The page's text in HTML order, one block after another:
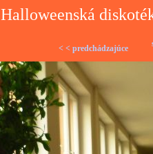
Halloweenská
< < predchádzajúce